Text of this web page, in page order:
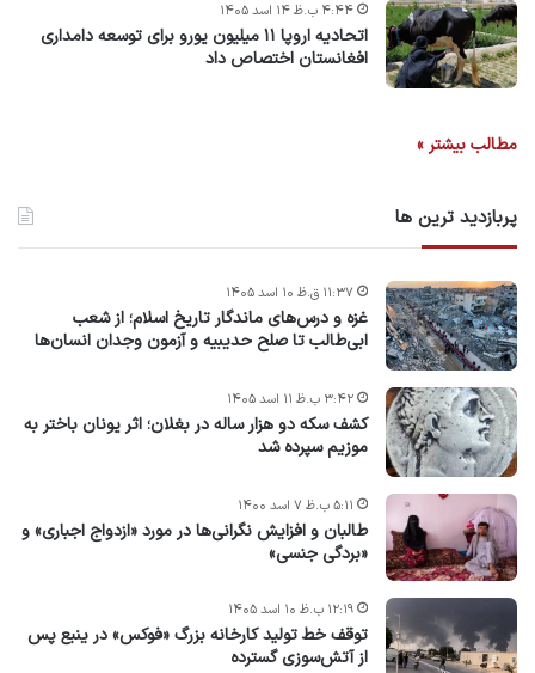
اتحادیه اروپا ۱۱ میلیون یورو برای توسعه دامداری
افغانستان اختصاص داد
۴:۴۴ ب.ظ ۱۴ اسد ۱۴۰۵
مطالب بیشتر »
پربازدید ترین ها
غزه و درس‌های ماندگار تاریخ اسلام؛ از شعب
ابی‌طالب تا صلح حدیبیه و آزمون وجدان انسان‌ها
۱۱:۳۷ ق.ظ ۱۰ اسد ۱۴۰۵
کشف سکه دو هزار ساله در بغلان؛ اثر یونان باختر به
موزیم سپرده شد
۳:۴۲ ب.ظ ۱۱ اسد ۱۴۰۵
طالبان و افزایش نگرانی‌ها در مورد «ازدواج اجباری» و
«بردگی جنسی»
۵:۱۱ ب.ظ ۷ اسد ۱۴۰۰
توقف خط تولید کارخانه بزرگ «فوکس» در ینبع پس
از آتش‌سوزی گسترده
۱۲:۱۹ ب.ظ ۱۰ اسد ۱۴۰۵